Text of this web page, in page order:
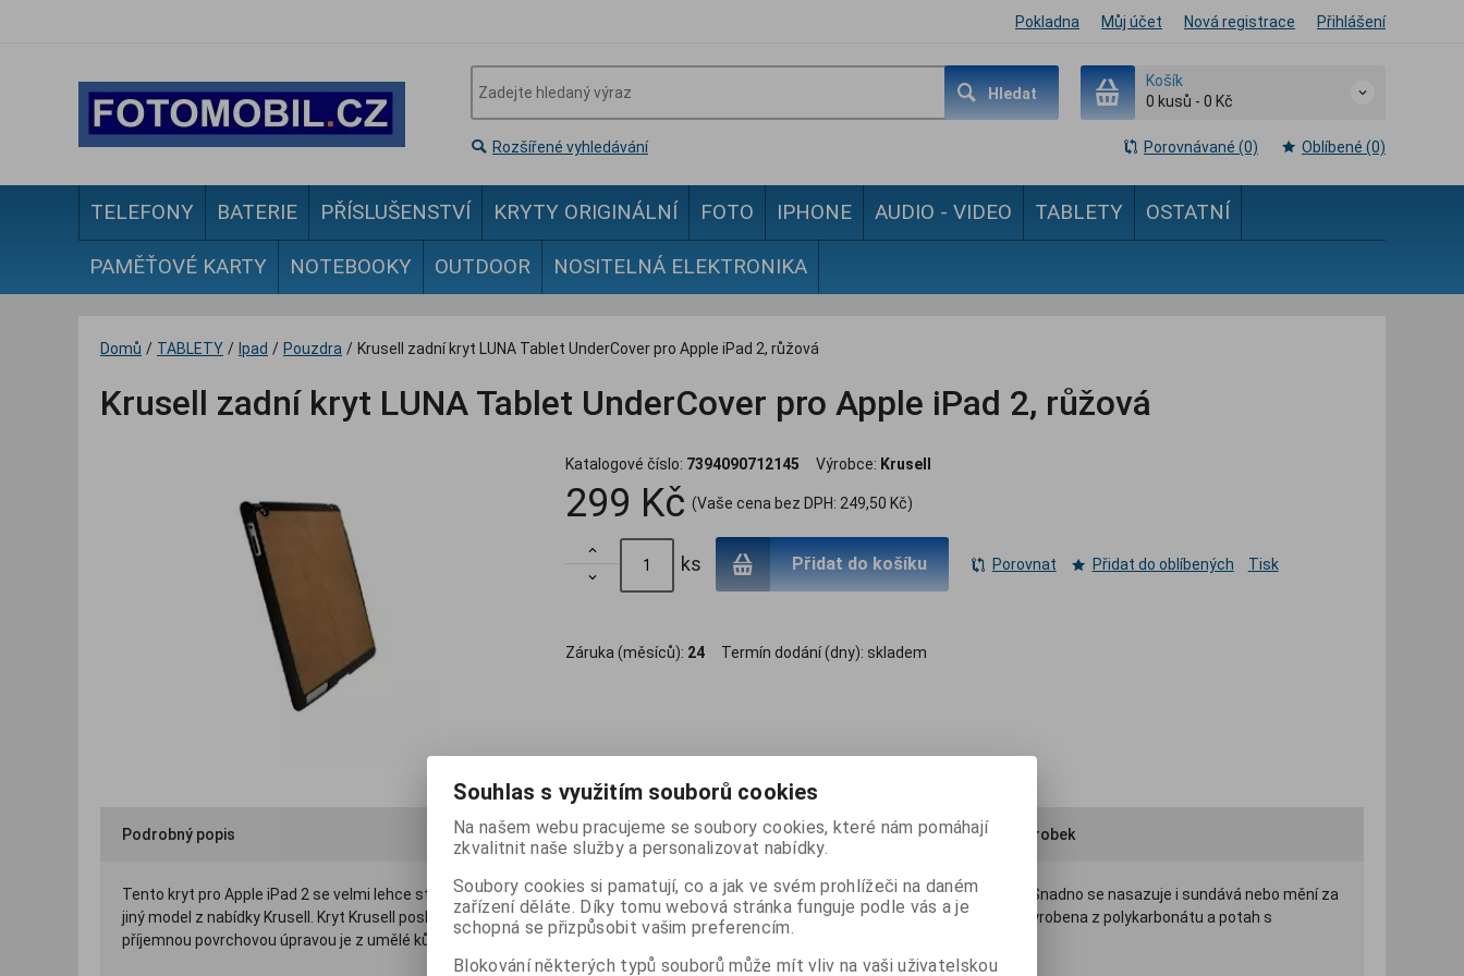
Pokladna Můj účet Nová registrace Přihlášení
Hledat
Košík
0 kusů - 0 Kč
Rozšířené vyhledávání Porovnávané (0) Oblíbené (0)
TELEFONY BATERIE PŘÍSLUŠENSTVÍ KRYTY ORIGINÁLNÍ FOTO IPHONE AUDIO - VIDEO TABLETY OSTATNÍ
PAMĚŤOVÉ KARTY NOTEBOOKY OUTDOOR NOSITELNÁ ELEKTRONIKA
Domů / TABLETY / Ipad / Pouzdra / Krusell zadní kryt LUNA Tablet UnderCover pro Apple iPad 2, růžová
Krusell zadní kryt LUNA Tablet UnderCover pro Apple iPad 2, růžová
Katalogové číslo: 7394090712145 Výrobce: Krusell
299 Kč (Vaše cena bez DPH: 249,50 Kč)


ks Přidat do košíku Porovnat Přidat do oblíbených Tisk
Záruka (měsíců): 24 Termín dodání (dny): skladem
Podrobný popis Dotaz na výrobek Doporučit výrobek
Tento kryt pro Apple iPad 2 se velmi lehce stane nezbytnou součástí vašeho života, neboť dodává přístroji výjimečnost a eleganci. Snadno se nasazuje i sundává nebo mění za
jiný model z nabídky Krusell. Kryt Krusell poskytuje telefonu maximální ochranu při položení telefonu obrazovkou dolů; skořepina je vyrobena z polykarbonátu a potah s
příjemnou povrchovou úpravou je z umělé kůže.
Souhlas s využitím souborů cookies
Na našem webu pracujeme se soubory cookies, které nám pomáhají
zkvalitnit naše služby a personalizovat nabídky.
Soubory cookies si pamatují, co a jak ve svém prohlížeči na daném
zařízení děláte. Díky tomu webová stránka funguje podle vás a je
schopná se přizpůsobit vašim preferencím.
Blokování některých typů souborů může mít vliv na vaši uživatelskou